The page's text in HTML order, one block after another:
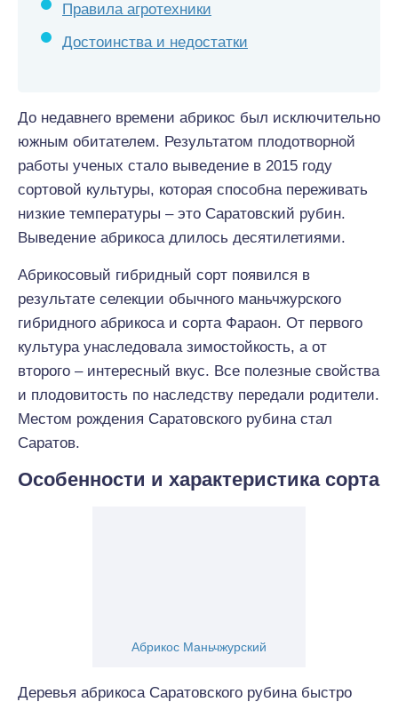
Правила агротехники
Достоинства и недостатки
До недавнего времени абрикос был исключительно
южным обитателем. Результатом плодотворной
работы ученых стало выведение в 2015 году
сортовой культуры, которая способна переживать
низкие температуры – это Саратовский рубин.
Выведение абрикоса длилось десятилетиями.
Абрикосовый гибридный сорт появился в
результате селекции обычного маньчжурского
гибридного абрикоса и сорта Фараон. От первого
культура унаследовала зимостойкость, а от
второго – интересный вкус. Все полезные свойства
и плодовитость по наследству передали родители.
Местом рождения Саратовского рубина стал
Саратов.
Особенности и характеристика сорта
Абрикос Маньчжурский
Деревья абрикоса Саратовского рубина быстро